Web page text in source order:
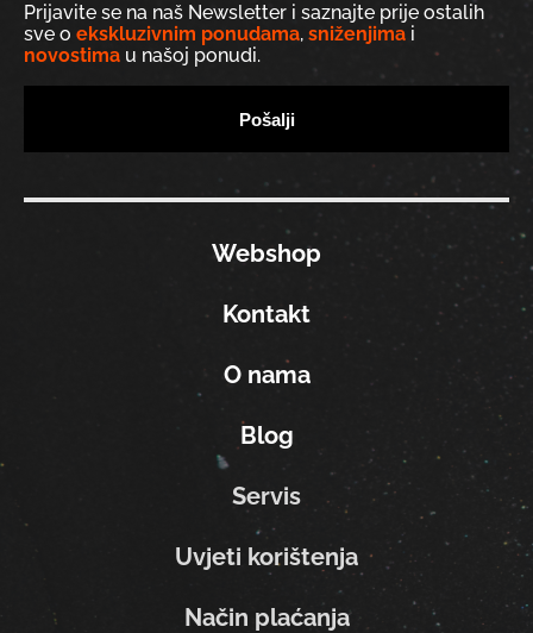
Prijavite se na naš Newsletter i saznajte prije ostalih
sve o ekskluzivnim ponudama, sniženjima i
novostima u našoj ponudi.
Webshop
Kontakt
O nama
Blog
Servis
Uvjeti korištenja
Način plaćanja